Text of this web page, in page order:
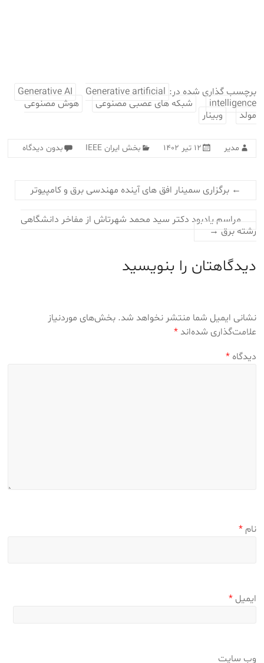
برچسب گذاری شده در: Generative AI
Generative artificial
intelligence
شبکه های عصبی مصنوعی
هوش مصنوعی
مولد
وبینار
مدیر ۱۲ تیر ۱۴۰۲ بخش ایران IEEE بدون دیدگاه
← برگزاری سمینار افق های آینده مهندسی برق و کامپیوتر
مراسم یادبود دکتر سید محمد شهرتاش از مفاخر دانشگاهی
رشته برق →
دیدگاهتان را بنویسید
نشانی ایمیل شما منتشر نخواهد شد. بخش‌های موردنیاز
علامت‌گذاری شده‌اند*
دیدگاه*
نام*
ایمیل*
وب‌ سایت